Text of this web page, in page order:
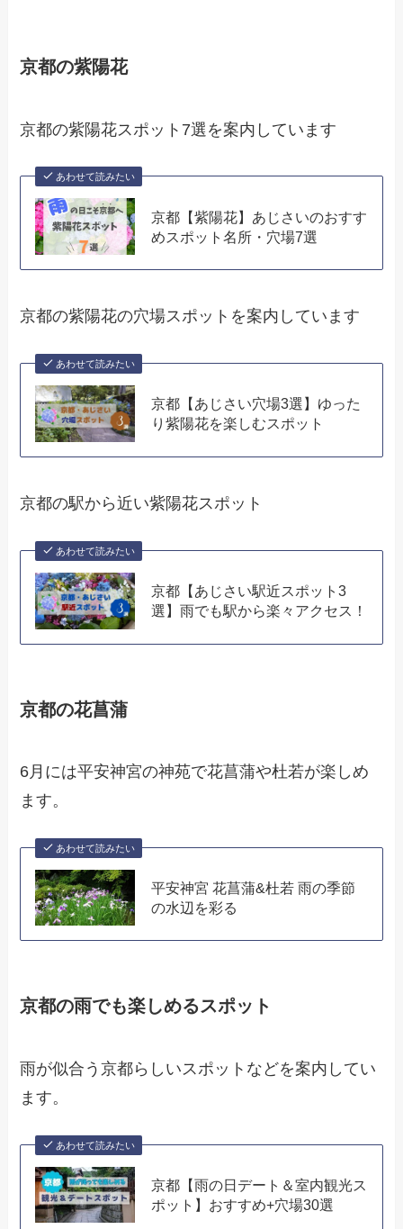
京都の紫陽花
京都の紫陽花スポット7選を案内しています
あわせて読みたい
京都【紫陽花】あじさいのおすす
めスポット名所・穴場7選
京都の紫陽花の穴場スポットを案内しています
あわせて読みたい
京都【あじさい穴場3選】ゆった
り紫陽花を楽しむスポット
京都の駅から近い紫陽花スポット
あわせて読みたい
京都【あじさい駅近スポット3
選】雨でも駅から楽々アクセス！
京都の花菖蒲
6月には平安神宮の神苑で花菖蒲や杜若が楽しめ
ます。
あわせて読みたい
平安神宮 花菖蒲&杜若 雨の季節
の水辺を彩る
京都の雨でも楽しめるスポット
雨が似合う京都らしいスポットなどを案内してい
ます。
あわせて読みたい
京都【雨の日デート＆室内観光ス
ポット】おすすめ+穴場30選